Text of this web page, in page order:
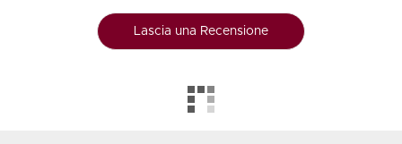
Lascia una Recensione